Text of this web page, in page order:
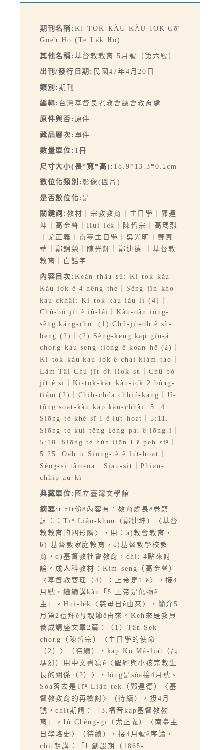
期刊名稱: KI-TOK-KÀU KÀU-IO̍K Gō͘
Goe̍h Hō (Tē La̍k Hō)
其他名稱: 基督教教育 5月號（第六號）
出刊/發行日期: 民國47年4月20日
類別: 期刊
編輯: 台灣基督長老教會總會教育處
原件與否: 原件
藏品層次: 單件
數量單位: 1冊
尺寸大小(長*寬*高): 18.9*13.3*0.2cm
數位化類別: 影像(圖片)
是否數位化: 是
關鍵詞: 教材｜宗教教育｜主日學｜鄭連
坤｜高金聲｜Hui-le̍k｜陳晳宗｜高瑪烈
｜尤正義｜南臺主日學｜吳光明｜鄭真
華｜鄭錦榮｜陳光輝｜鄭連德 ｜基督教
教育｜白話字
內容目次: Koàn-thâu-sû: Ki-tok-kàu
Kàu-io̍k ê 4 hêng-thé｜Sêng-jîn-kho
kàu-ckhâi: Ki-tok-kàu iàu-lí (4)｜
Chû-bó ji̍t ê iû-lâi｜Kàu-oân ióng-
sêng káng-chō: (1) Chú-ji̍t-o̍h ê sù-
bēng (2)｜(2) Sèng-keng kap gín-á
chong-kàu seng-tióng ê koan-hē (2)｜
Ki-tok-kàu kàu-io̍k ê chài kiám-thó｜
Lâm Tâi Chú ji̍t-o̍h lio̍k-sú｜Chû-bó
ji̍t ê si｜Ki-tok-kàu kàu-io̍k 2 bông-
tiám (2)｜Chih-chóa chhiú-kang｜Jî-
tông soat-kàu kap kàu-chhâi: 5: 4.
Siōng-tè khé-sī I ê lu̍t-hoat｜5:11.
Siōng-tè kui-tēng kèng-pài ê iōng-ì｜
5:18. Siōng-tè hùn-liān I ê peh-sìⁿ｜
5:25. Oa̍h tī Siōng-tè ê lu̍t-hoat｜
Sèng-si tâm-ōa | Siau-sit｜Phian-
chhip āu-kì
典藏單位: 國立臺灣文學館
摘要: Chit份ê內容有：教育處長ê卷頭
詞：：Tīⁿ Liân-khun（鄭連坤）〈基督
教教育的四形體〉，用：a)教會教育，
b) 基督教家庭教育，c)基督教學校教
育，d)基督教社會教育，chit 4點來討
論。成人科教材：Kim-seng（高金聲）
〈基督教要理（4）：上帝是1 ê〉，接4
月號，繼續講kàu「5.上帝是萬物ê
主」。Hui-le̍k〈慈母日ê由來〉，簡介5
月第2禮拜ê母親節ê由來。Koh來是教員
養成講座文章2篇：（1）Tân Sek-
chong（陳晳宗）〈主日學的使命
（2）〉（待續），kap Ko Má-lia̍t（高
瑪烈）用中文書寫ê〈聖經與小孩宗教生
長的關係（2）〉，lóng是sòa接4月號。
Sòa落去是Tīⁿ Liân-tek（鄭連德）〈基
督教教育的再檢討〉（待續），接4月
號，chit期講：「3.福音kap基督教教
育」。Iû Chèng-gī（尤正義）〈南臺主
日學略史〉（待續），接4月號ê序論，
chit期講：「I.創設期（1865-